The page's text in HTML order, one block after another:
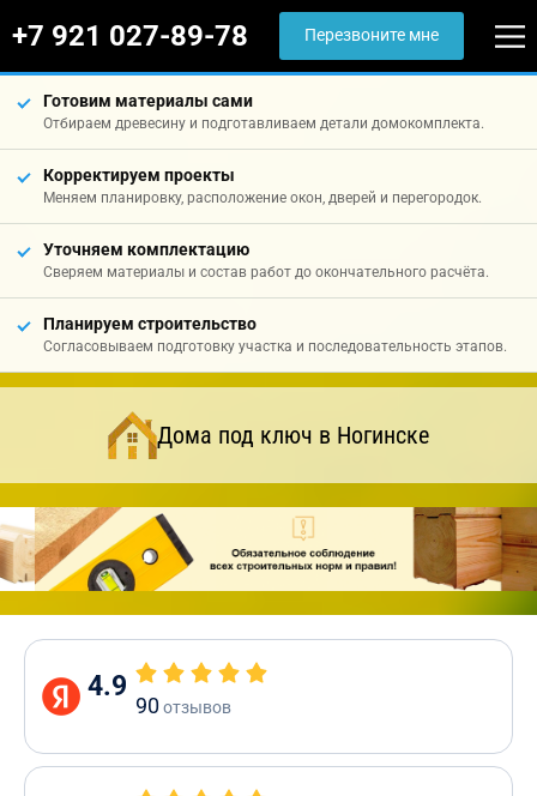
+7 921 027-89-78 Перезвоните мне
Готовим материалы сами
Отбираем древесину и подготавливаем детали домокомплекта.
Корректируем проекты
Меняем планировку, расположение окон, дверей и перегородок.
Уточняем комплектацию
Сверяем материалы и состав работ до окончательного расчёта.
Планируем строительство
Согласовываем подготовку участка и последовательность этапов.
Дома под ключ в Ногинске
4.9
90отзывов